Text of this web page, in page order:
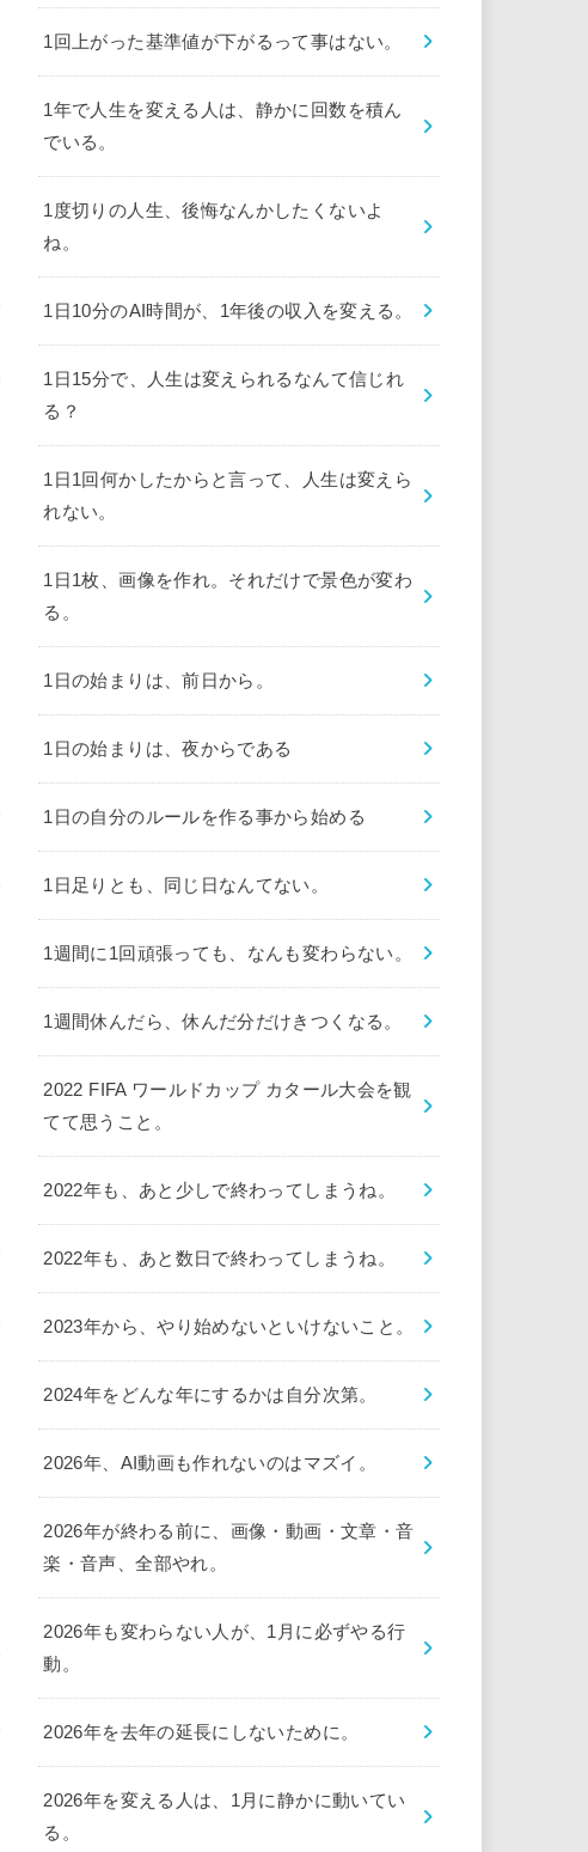
1回上がった基準値が下がるって事はない。
1年で人生を変える人は、静かに回数を積ん
でいる。
1度切りの人生、後悔なんかしたくないよ
ね。
1日10分のAI時間が、1年後の収入を変える。
1日15分で、人生は変えられるなんて信じれ
る？
1日1回何かしたからと言って、人生は変えら
れない。
1日1枚、画像を作れ。それだけで景色が変わ
る。
1日の始まりは、前日から。
1日の始まりは、夜からである
1日の自分のルールを作る事から始める
1日足りとも、同じ日なんてない。
1週間に1回頑張っても、なんも変わらない。
1週間休んだら、休んだ分だけきつくなる。
2022 FIFA ワールドカップ カタール大会を観
てて思うこと。
2022年も、あと少しで終わってしまうね。
2022年も、あと数日で終わってしまうね。
2023年から、やり始めないといけないこと。
2024年をどんな年にするかは自分次第。
2026年、AI動画も作れないのはマズイ。
2026年が終わる前に、画像・動画・文章・音
楽・音声、全部やれ。
2026年も変わらない人が、1月に必ずやる行
動。
2026年を去年の延長にしないために。
2026年を変える人は、1月に静かに動いてい
る。